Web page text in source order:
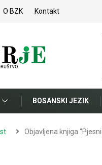
O BZK Kontakt
BOSANSKI JEZIK
Objavljena knjiga